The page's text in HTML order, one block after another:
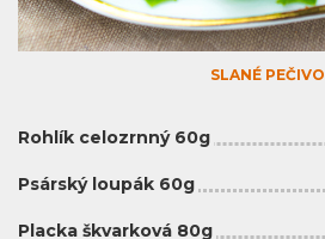
SLANÉ PEČIVO
Rohlík celozrnný 60g
Psárský loupák 60g
Placka škvarková 80g